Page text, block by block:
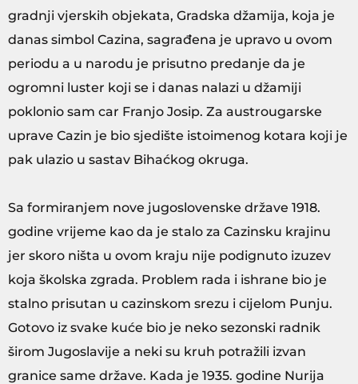
gradnji vjerskih objekata, Gradska džamija, koja je
danas simbol Cazina, sagrađena je upravo u ovom
periodu a u narodu je prisutno predanje da je
ogromni luster koji se i danas nalazi u džamiji
poklonio sam car Franjo Josip. Za austrougarske
uprave Cazin je bio sjedište istoimenog kotara koji je
pak ulazio u sastav Bihaćkog okruga.
Sa formiranjem nove jugoslovenske države 1918.
godine vrijeme kao da je stalo za Cazinsku krajinu
jer skoro ništa u ovom kraju nije podignuto izuzev
koja školska zgrada. Problem rada i ishrane bio je
stalno prisutan u cazinskom srezu i cijelom Punju.
Gotovo iz svake kuće bio je neko sezonski radnik
širom Jugoslavije a neki su kruh potražili izvan
granice same države. Kada je 1935. godine Nurija